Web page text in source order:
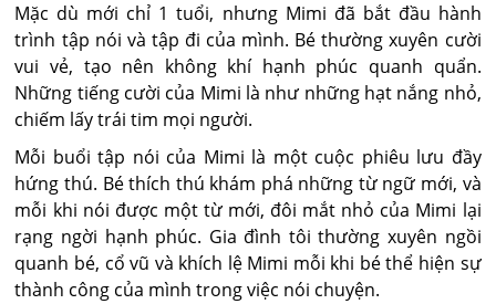
Mặc dù mới chỉ 1 tuổi, nhưng Mimi đã bắt đầu hành
trình tập nói và tập đi của mình. Bé thường xuyên cười
vui vẻ, tạo nên không khí hạnh phúc quanh quẩn.
Những tiếng cười của Mimi là như những hạt nắng nhỏ,
chiếm lấy trái tim mọi người.
Mỗi buổi tập nói của Mimi là một cuộc phiêu lưu đầy
hứng thú. Bé thích thú khám phá những từ ngữ mới, và
mỗi khi nói được một từ mới, đôi mắt nhỏ của Mimi lại
rạng ngời hạnh phúc. Gia đình tôi thường xuyên ngồi
quanh bé, cổ vũ và khích lệ Mimi mỗi khi bé thể hiện sự
thành công của mình trong việc nói chuyện.